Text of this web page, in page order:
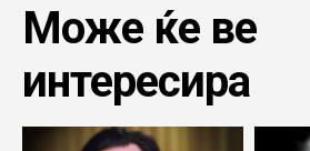
Може ќе ве
интересира